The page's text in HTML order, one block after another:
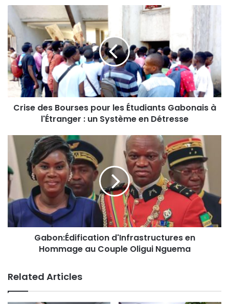
Crise des Bourses pour les Étudiants Gabonais à
l'Étranger : un Système en Détresse
Gabon:Édification d'Infrastructures en
Hommage au Couple Oligui Nguema
Related Articles